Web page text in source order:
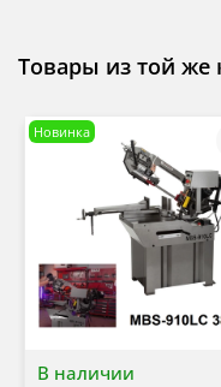
Товары из той же
В наличии
Новинка